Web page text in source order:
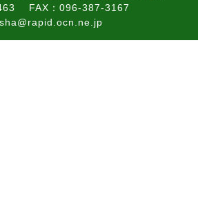
FAX：096-387-3167